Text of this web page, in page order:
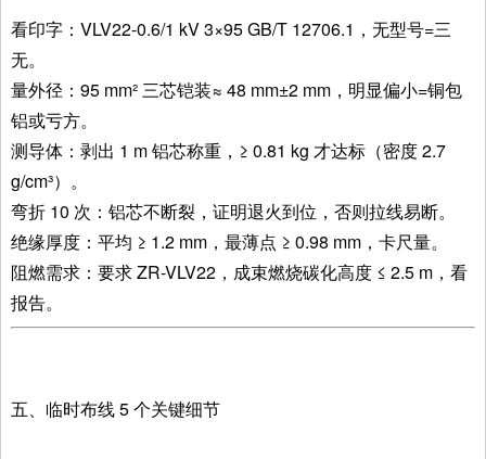
看印字：VLV22-0.6/1 kV 3×95 GB/T 12706.1，无型号=三
无。
量外径：95 mm² 三芯铠装≈ 48 mm±2 mm，明显偏小=铜包
铝或亏方。
测导体：剥出 1 m 铝芯称重，≥ 0.81 kg 才达标（密度 2.7
g/cm³）。
弯折 10 次：铝芯不断裂，证明退火到位，否则拉线易断。
绝缘厚度：平均 ≥ 1.2 mm，最薄点 ≥ 0.98 mm，卡尺量。
阻燃需求：要求 ZR-VLV22，成束燃烧碳化高度 ≤ 2.5 m，看
报告。
五、临时布线 5 个关键细节